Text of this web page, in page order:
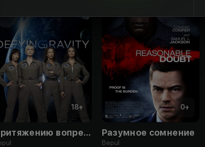
18+
Притяжению вопреки
0+
Разумное сомнение
Bepul